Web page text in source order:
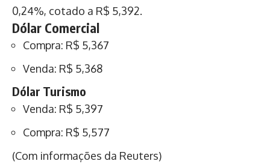
0,24%, cotado a R$ 5,392.
Dólar Comercial
Compra: R$ 5,367
Venda: R$ 5,368
Dólar Turismo
Venda: R$ 5,397
Compra: R$ 5,577
(Com informações da Reuters)